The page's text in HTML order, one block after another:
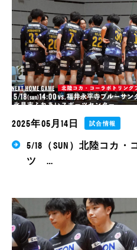
2025年05月14日 試合情報
5/18（SUN）北陸コカ
ツ …